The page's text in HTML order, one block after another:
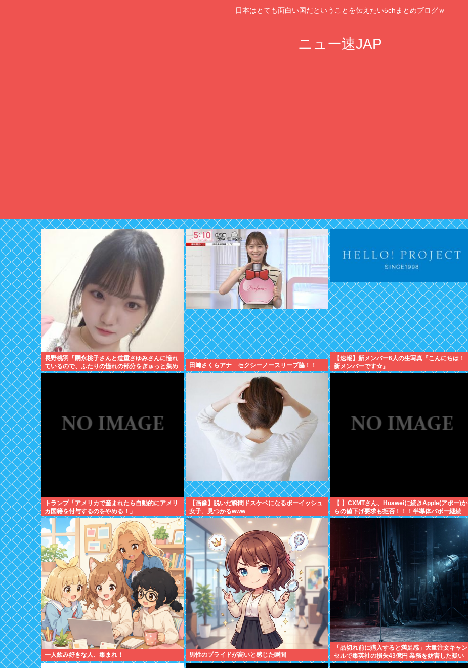
日本はとても面白い国だということを伝えたい5chまとめブログｗ
ニュー速JAP
長野桃羽「嗣永桃子さんと道重さゆみさんに憧れ
ているので、ふたりの憧れの部分をぎゅっと集め
た存在になり
田﨑さくらアナ セクシーノースリーブ脇！！
【速報】新メンバー6人の生写真『こんにちは！
新メンバーです☆』
トランプ「アメリカで産まれたら自動的にアメリ
カ国籍を付与するのをやめる！」
【画像】脱いだ瞬間ドスケベになるボーイッシュ
女子、見つかるwww
【 】CXMTさん、Huaweiに続きApple(アポー)か
らの値下げ要求も拒否！！！半導体バボー継続
へ！！！
一人飲み好きな人、集まれ！ 男性のプライドが高いと感じた瞬間
「品切れ前に購入すると満足感」大量注文キャン
セルで集英社の損失43億円 業務を妨害した疑い
で32歳女を逮捕